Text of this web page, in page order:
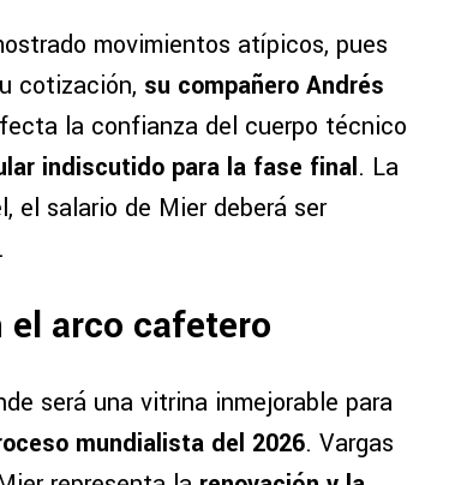
movimientos atípicos, pues
cotización, su compañero Andrés
la confianza del cuerpo técnico
indiscutido para la fase final. La
el salario de Mier deberá ser
el arco cafetero
será una vitrina inmejorable para
mundialista del 2026. Vargas